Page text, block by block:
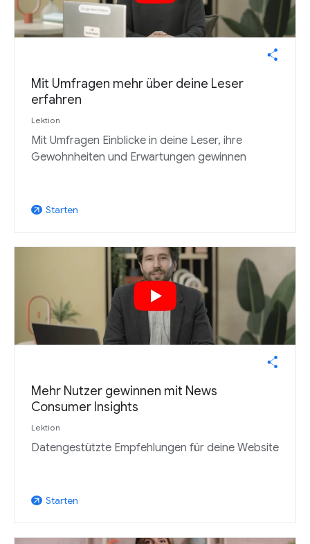
Mit Umfragen mehr über deine Leser
erfahren
Lektion
Mit Umfragen Einblicke in deine Leser, ihre
Gewohnheiten und Erwartungen gewinnen
arrow_outward Starten
Mehr Nutzer gewinnen mit News
Consumer Insights
Lektion
Datengestützte Empfehlungen für deine Website
arrow_outward Starten